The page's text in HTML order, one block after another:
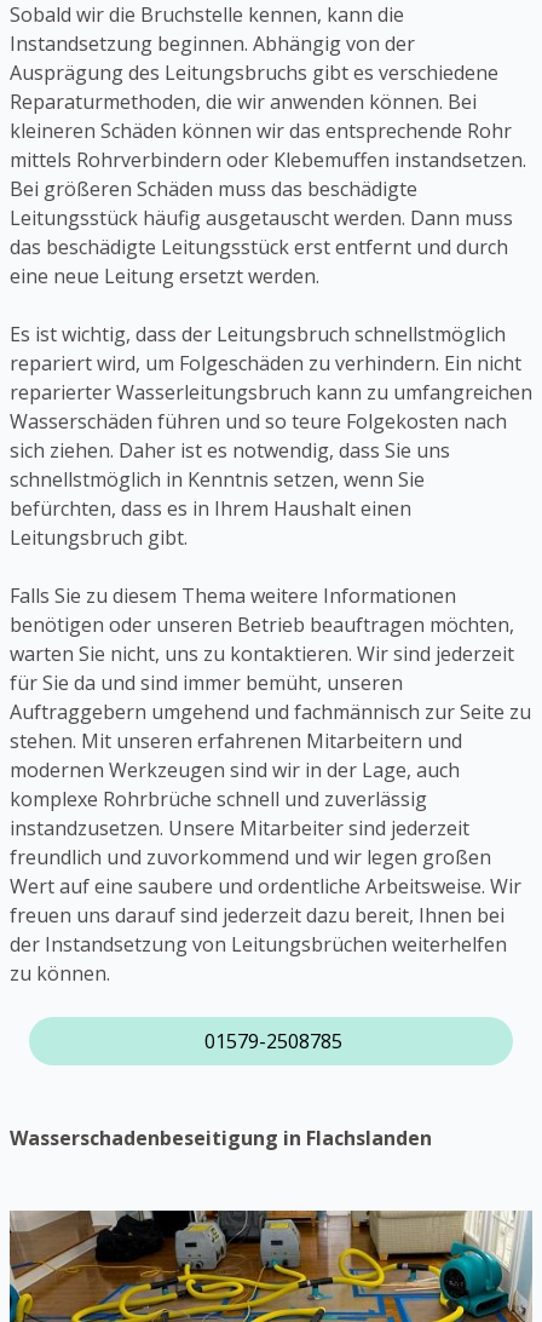
Sobald wir die Bruchstelle kennen, kann die
Instandsetzung beginnen. Abhängig von der
Ausprägung des Leitungsbruchs gibt es verschiedene
Reparaturmethoden, die wir anwenden können. Bei
kleineren Schäden können wir das entsprechende Rohr
mittels Rohrverbindern oder Klebemuffen instandsetzen.
Bei größeren Schäden muss das beschädigte
Leitungsstück häufig ausgetauscht werden. Dann muss
das beschädigte Leitungsstück erst entfernt und durch
eine neue Leitung ersetzt werden.
Es ist wichtig, dass der Leitungsbruch schnellstmöglich
repariert wird, um Folgeschäden zu verhindern. Ein nicht
reparierter Wasserleitungsbruch kann zu umfangreichen
Wasserschäden führen und so teure Folgekosten nach
sich ziehen. Daher ist es notwendig, dass Sie uns
schnellstmöglich in Kenntnis setzen, wenn Sie
befürchten, dass es in Ihrem Haushalt einen
Leitungsbruch gibt.
Falls Sie zu diesem Thema weitere Informationen
benötigen oder unseren Betrieb beauftragen möchten,
warten Sie nicht, uns zu kontaktieren. Wir sind jederzeit
für Sie da und sind immer bemüht, unseren
Auftraggebern umgehend und fachmännisch zur Seite zu
stehen. Mit unseren erfahrenen Mitarbeitern und
modernen Werkzeugen sind wir in der Lage, auch
komplexe Rohrbrüche schnell und zuverlässig
instandzusetzen. Unsere Mitarbeiter sind jederzeit
freundlich und zuvorkommend und wir legen großen
Wert auf eine saubere und ordentliche Arbeitsweise. Wir
freuen uns darauf sind jederzeit dazu bereit, Ihnen bei
der Instandsetzung von Leitungsbrüchen weiterhelfen
zu können.
01579-2508785
Wasserschadenbeseitigung in Flachslanden